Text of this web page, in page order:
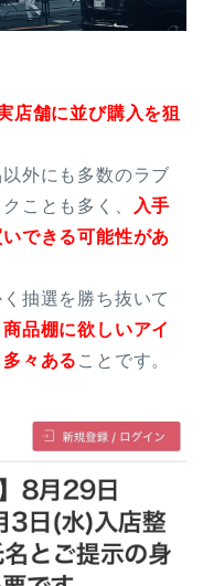
店舗に並び購入を狙
外にも多数のラブ
ことも多く、
入手
できる可能性があ
抽選を勝ち抜いて
品棚に欲しいアイ
々ある ことです。